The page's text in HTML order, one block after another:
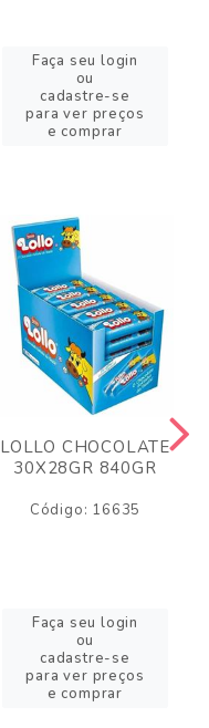
Faça seu login
ou
cadastre-se
para ver preços
e comprar
LOLLO CHOCOLATE
30X28GR 840GR
Código: 16635
Faça seu login
ou
cadastre-se
para ver preços
e comprar